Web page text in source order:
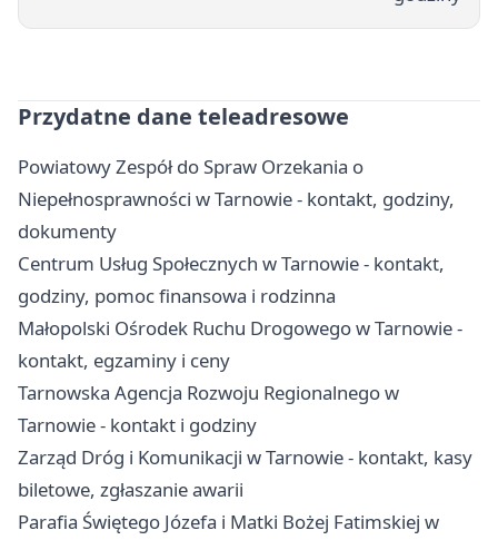
Przydatne dane teleadresowe
Powiatowy Zespół do Spraw Orzekania o
Niepełnosprawności w Tarnowie - kontakt, godziny,
dokumenty
Centrum Usług Społecznych w Tarnowie - kontakt,
godziny, pomoc finansowa i rodzinna
Małopolski Ośrodek Ruchu Drogowego w Tarnowie -
kontakt, egzaminy i ceny
Tarnowska Agencja Rozwoju Regionalnego w
Tarnowie - kontakt i godziny
Zarząd Dróg i Komunikacji w Tarnowie - kontakt, kasy
biletowe, zgłaszanie awarii
Parafia Świętego Józefa i Matki Bożej Fatimskiej w